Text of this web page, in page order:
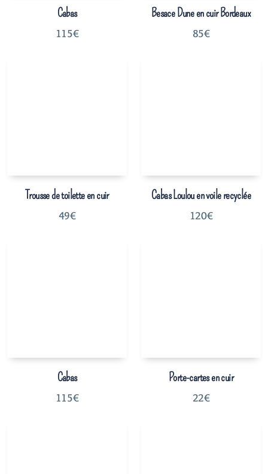
Cabas
115€
Besace Dune en cuir Bordeaux
85€
Trousse de toilette en cuir
49€
Cabas Loulou en voile recyclée
120€
Cabas
115€
Porte-cartes en cuir
22€